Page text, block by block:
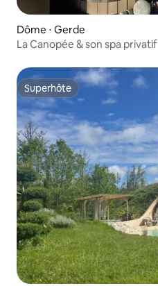
Dôme ⋅ Gerde
La Canopée & son spa privatif
Superhôte
Superhôte